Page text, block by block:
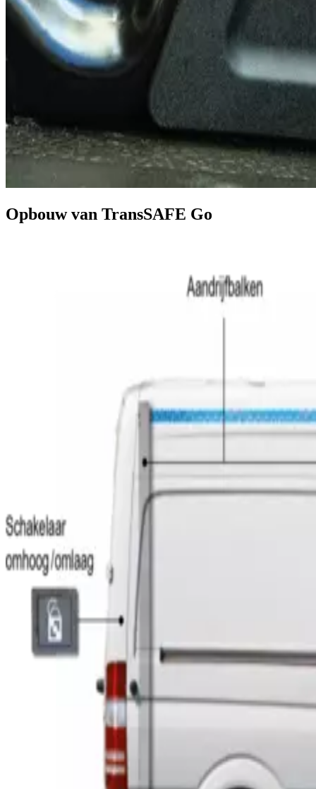
Opbouw van TransSAFE Go